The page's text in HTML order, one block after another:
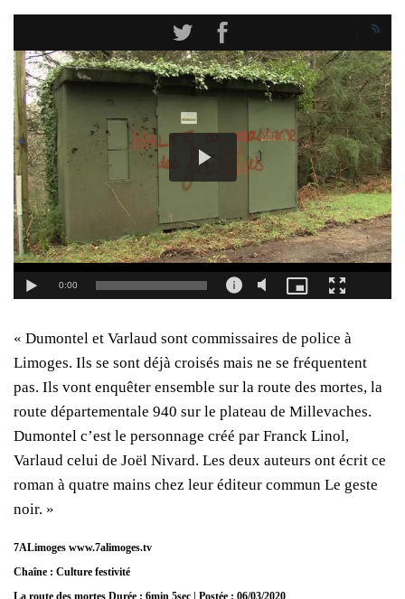
« Dumontel et Varlaud sont commissaires de police à
Limoges. Ils se sont déjà croisés mais ne se fréquentent
pas. Ils vont enquêter ensemble sur la route des mortes, la
route départementale 940 sur le plateau de Millevaches.
Dumontel c’est le personnage créé par Franck Linol,
Varlaud celui de Joël Nivard. Les deux auteurs ont écrit ce
roman à quatre mains chez leur éditeur commun Le geste
noir. »
7ALimoges www.7alimoges.tv
Chaîne : Culture festivité
La route des mortes Durée : 6min 5sec | Postée : 06/03/2020